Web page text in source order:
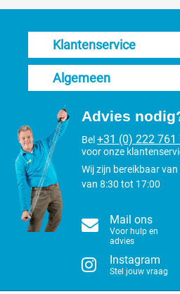
Klantenservice
Algemeen
Advies
Bel +31 (0) 222 761
voor onze
Wij zijn bereikbaar
van 8:30 tot 17:00
Mail ons
Voor hulp en
advies
Instagram
Stel jouw vraag